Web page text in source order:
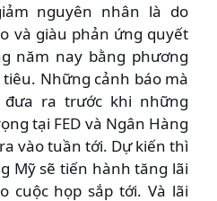
nguyên nhân là do
và giàu phản ứng quyết
năm nay bằng phương
Những cảnh báo mà
đưa ra trước khi những
tại FED và Ngân Hàng
vào tuần tới. Dự kiến thì
Mỹ sẽ tiến hành tăng lãi
cuộc họp sắp tới. Và lãi